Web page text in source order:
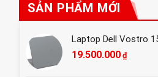
SẢN PHẨM MỚI
Laptop Dell Vostro
19.500.000 ₫